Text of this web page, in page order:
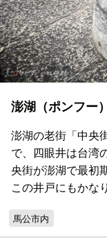
澎湖（ポンフー
澎湖の老街「中央
で、四眼井は台湾
央街が澎湖で最初
この井戸にもかな
馬公市内